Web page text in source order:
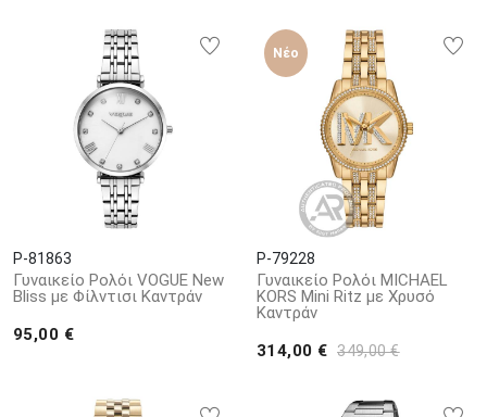
P-81863
Γυναικείο Ρολόι VOGUE New
Bliss με Φίλντισι Καντράν
95,00 €
Νέο
P-79228
Γυναικείο Ρολόι MICHAEL
KORS Mini Ritz με Χρυσό
Καντράν
314,00 € 349,00 €